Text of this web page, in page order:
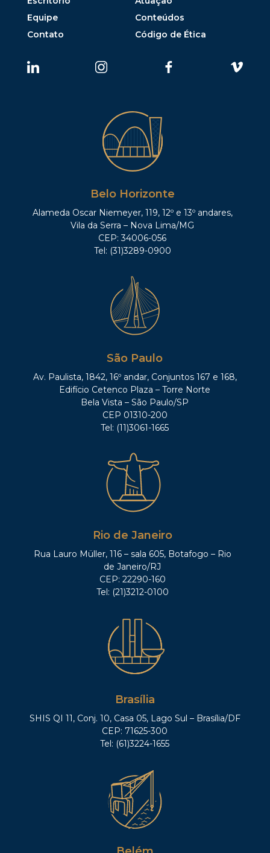
Equipe
Conteúdos
Contato
Código de Ética
Belo Horizonte
Alameda Oscar Niemeyer, 119, 12º e 13º andares,
Vila da Serra – Nova Lima/MG
CEP: 34006-056
Tel: (31)3289-0900
São Paulo
Av. Paulista, 1842, 16º andar, Conjuntos 167 e 168,
Edifício Cetenco Plaza – Torre Norte
Bela Vista – São Paulo/SP
CEP 01310-200
Tel: (11)3061-1665
Rio de Janeiro
Rua Lauro Müller, 116 – sala 605, Botafogo – Rio
de Janeiro/RJ
CEP: 22290-160
Tel: (21)3212-0100
Brasília
SHIS QI 11, Conj. 10, Casa 05, Lago Sul – Brasília/DF
CEP: 71625-300
Tel: (61)3224-1655